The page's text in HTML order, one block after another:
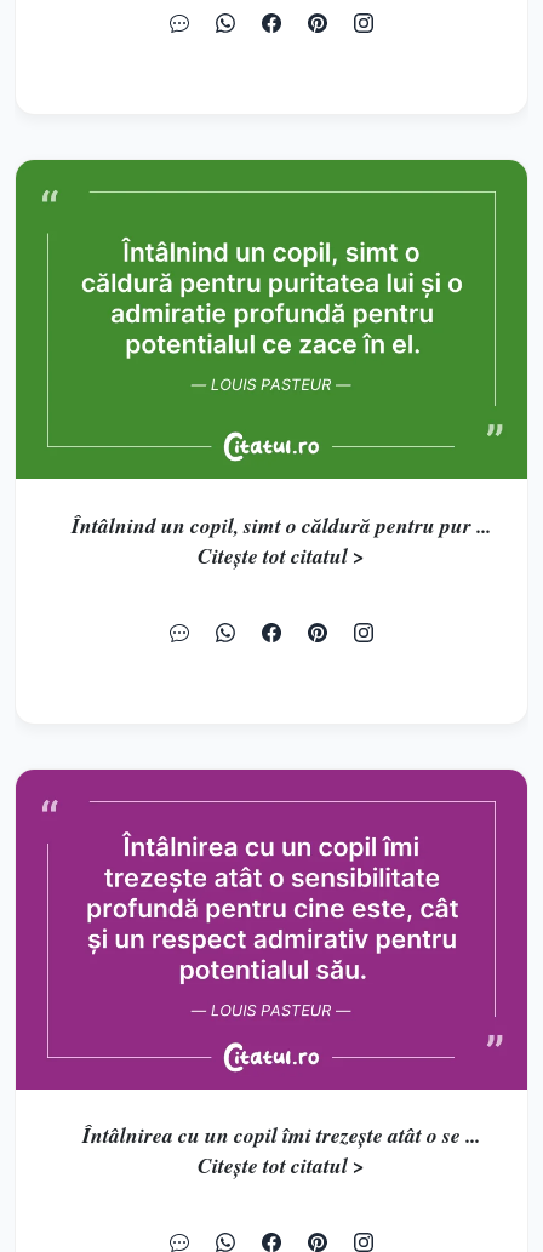
Întâlnind un copil, simt o căldură pentru pur ...
Citește tot citatul >
Întâlnirea cu un copil îmi trezește atât o se ...
Citește tot citatul >